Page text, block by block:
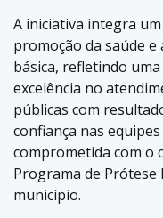
A iniciativa integra
promoção da saúde
básica, refletindo
excelência no
públicas com
confiança nas
comprometida com o
Programa de
município.